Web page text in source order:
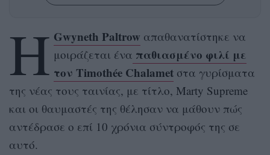
Η Gwyneth Paltrow απαθανατίστηκε να
μοιράζεται ένα παθιασμένο φιλί με
τον Timothée Chalametστα γυρίσματα
της νέας τους ταινίας, με τίτλο, Marty Supreme
και οι θαυμαστές της θέλησαν να μάθουν πώς
αντέδρασε ο επί 10 χρόνια σύντροφός της σε
αυτό.